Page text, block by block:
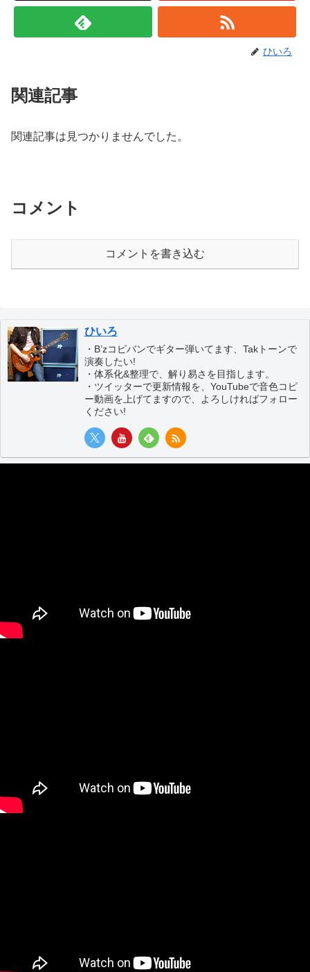
ひいろ
関連記事
関連記事は見つかりませんでした。
コメント
コメントを書き込む
ひいろ
・B’zコピバンでギター弾いてます、Takトーンで
演奏したい!
・体系化&整理で、解り易さを目指します。
・ツイッターで更新情報を、YouTubeで音色コピ
ー動画を上げてますので、よろしければフォロー
ください!